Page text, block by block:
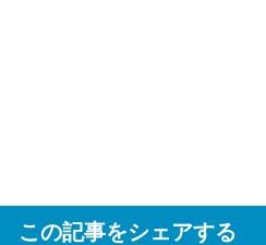
この記事をシェアする